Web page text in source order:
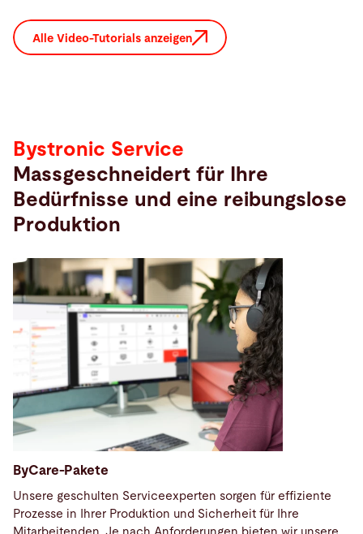
Alle Video-Tutorials anzeigen
Service
Bystronic Service
Massgeschneidert für Ihre
Bedürfnisse und eine reibungslose
Produktion
ByCare-Pakete
Unsere geschulten Serviceexperten sorgen für effiziente
Prozesse in Ihrer Produktion und Sicherheit für Ihre